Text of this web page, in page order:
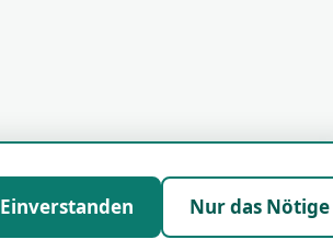
Einverstanden Nur das Nötige